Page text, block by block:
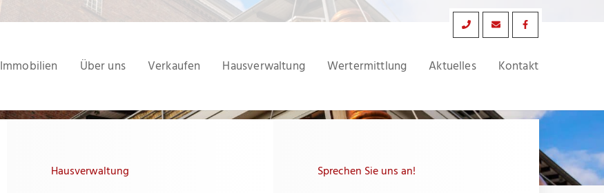
Immobilien Über uns Verkaufen Hausverwaltung Wertermittlung Aktuelles Kontakt
Hausverwaltung
Sprechen Sie uns an!